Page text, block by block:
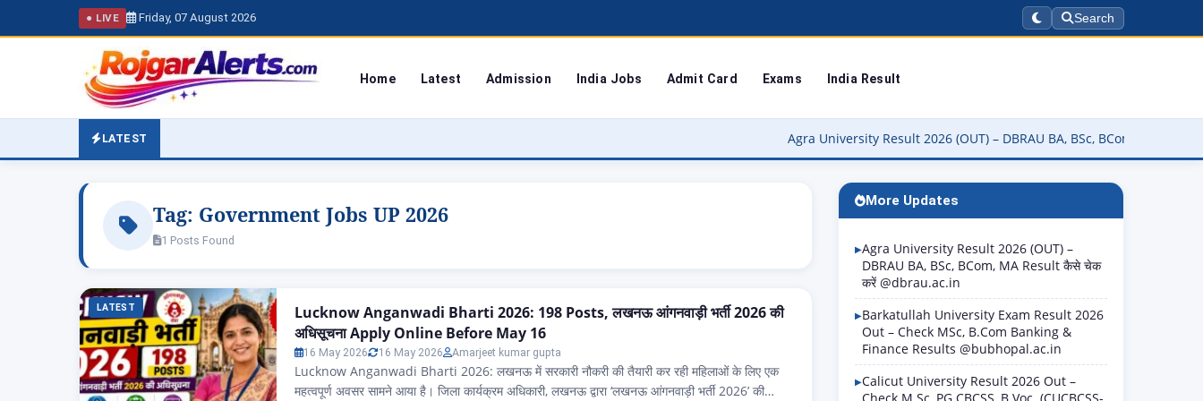
● LIVE Friday, 07 August 2026 Search
Home Latest Admission India Jobs Admit Card Exams India Result
LATEST Agra University Result 2026 (OUT) – DBRAU BA, BSc, BCom, MA Result कैसे चेक
Tag: Government Jobs UP 2026
1 Posts Found
LATEST
Lucknow Anganwadi Bharti 2026: 198 Posts, लखनऊ आंगनवाड़ी भर्ती 2026 की
अधिसूचना Apply Online Before May 16
16 May 2026 16 May 2026 Amarjeet kumar gupta
Lucknow Anganwadi Bharti 2026: लखनऊ में सरकारी नौकरी की तैयारी कर रही महिलाओं के लिए एक
महत्वपूर्ण अवसर सामने आया है। जिला कार्यक्रम अधिकारी, लखनऊ द्वारा ‘लखनऊ आंगनवाड़ी भर्ती 2026’ की
More Updates
Agra University Result 2026 (OUT) –
DBRAU BA, BSc, BCom, MA Result कैसे चेक
करें @dbrau.ac.in
Barkatullah University Exam Result 2026
Out – Check MSc, B.Com Banking &
Finance Results @bubhopal.ac.in
Calicut University Result 2026 Out –